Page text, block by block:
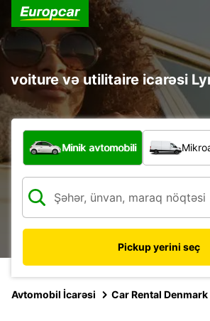
voiture və utilitaire icarəsi
Hansı növ nəqliyyat vasitəsi?
Minik avtomobili
Pickup yerini seç
Avtomobil İcarəsi Car Rental Denmark